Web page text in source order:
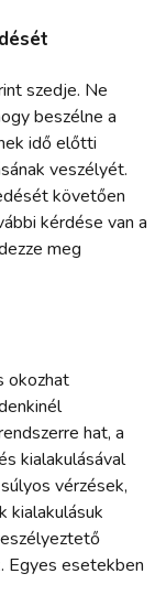
szedje. Ne
beszélne a
idő előtti
veszélyét.
követően
kérdése van a
meg
okozhat
hat, a
kialakulásával
vérzések,
kialakulásuk
Egyes esetekben